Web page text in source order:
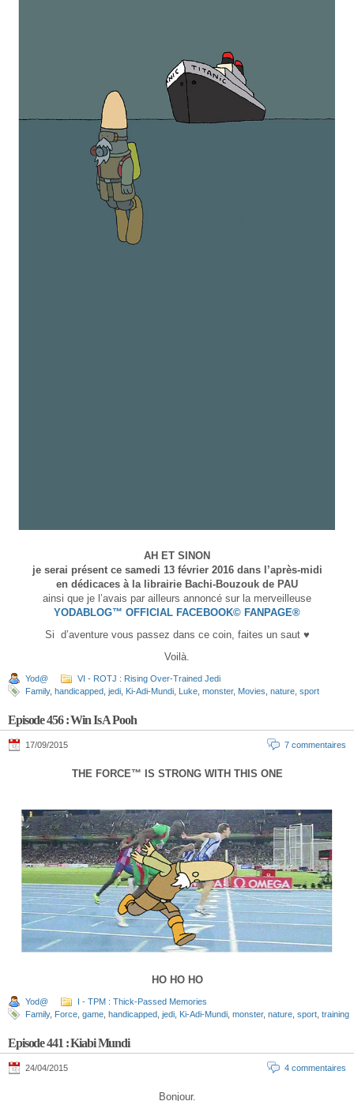
AH ET SINON
je serai présent ce samedi 13 février 2016 dans l’après-midi
en dédicaces à la librairie Bachi-Bouzouk de PAU
ainsi que je l’avais par ailleurs annoncé sur la merveilleuse
YODABLOG™ OFFICIAL FACEBOOK© FANPAGE®
Si d’aventure vous passez dans ce coin, faites un saut ♥
Voilà.
Yod@
VI - ROTJ : Rising Over-Trained Jedi
Family, handicapped jedi Ki-Adi-Mundi Luke monster, Movies nature sport
Episode 456 : Win Is A Pooh
17/09/2015 7 commentaires
THE FORCE™ IS STRONG WITH THIS ONE
HO HO HO
Yod@
I - TPM : Thick-Passed Memories
Family, Force game handicapped jedi Ki-Adi-Mundi monster, nature sport training
Episode 441 : Kiabi Mundi
24/04/2015 4 commentaires
Bonjour.